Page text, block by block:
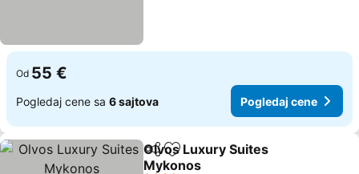
Od 55 €
Pogledaj cene sa 6 sajtova Pogledaj cene
Deli Dodati u favorite
Olvos Luxury Suites
Mykonos